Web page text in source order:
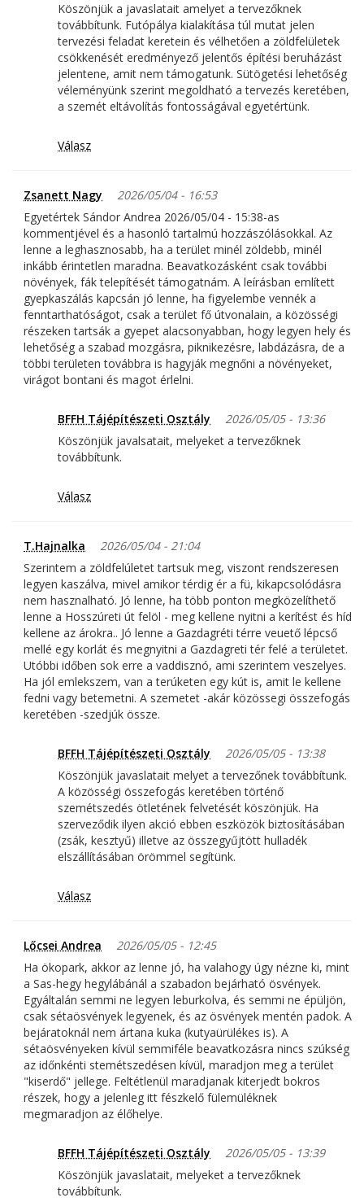
Köszönjük a javaslatait amelyet a tervezőknek
továbbítunk. Futópálya kialakítása túl mutat jelen
tervezési feladat keretein és vélhetően a zöldfelületek
csökkenését eredményező jelentős építési beruházást
jelentene, amit nem támogatunk. Sütögetési lehetőség
véleményünk szerint megoldható a tervezés keretében,
a szemét eltávolítás fontosságával egyetértünk.
Válasz
Zsanett Nagy
2026/05/04 - 16:53
Egyetértek Sándor Andrea 2026/05/04 - 15:38-as
kommentjével és a hasonló tartalmú hozzászólásokkal. Az
lenne a leghasznosabb, ha a terület minél zöldebb, minél
inkább érintetlen maradna. Beavatkozásként csak további
növények, fák telepítését támogatnám. A leírásban említett
gyepkaszálás kapcsán jó lenne, ha figyelembe vennék a
fenntarthatóságot, csak a terület fő útvonalain, a közösségi
részeken tartsák a gyepet alacsonyabban, hogy legyen hely és
lehetőség a szabad mozgásra, piknikezésre, labdázásra, de a
többi területen továbbra is hagyják megnőni a növényeket,
virágot bontani és magot érlelni.
BFFH Tájépítészeti Osztály
2026/05/05 - 13:36
Köszönjük javalsatait, melyeket a tervezőknek
továbbítunk.
Válasz
T.Hajnalka
2026/05/04 - 21:04
Szerintem a zöldfelúletet tartsuk meg, viszont rendszeresen
legyen kaszálva, mivel amikor térdig ér a fü, kikapcsolódásra
nem hasznalható. Jó lenne, ha több ponton megközelíthető
lenne a Hosszúreti út felöl - meg kellene nyitni a kerítést és híd
kellene az árokra.. Jó lenne a Gazdagréti térre veuető lépcső
mellé egy korlát és megnyitni a Gazdagreti tér felé a területet.
Utóbbi időben sok erre a vaddisznó, ami szerintem veszelyes.
Ha jól emlekszem, van a terúketen egy kút is, amit le kellene
fedni vagy betemetni. A szemetet -akár közössegi összefogás
keretében -szedjúk össze.
BFFH Tájépítészeti Osztály
2026/05/05 - 13:38
Köszönjük javaslatait melyet a tervezőnek továbbítunk.
A közösségi összefogás keretében történő
szemétszedés ötletének felvetését köszönjük. Ha
szerveződik ilyen akció ebben eszközök biztosításában
(zsák, kesztyű) illetve az összegyűjtött hulladék
elszállításában örömmel segítünk.
Válasz
Lőcsei Andrea
2026/05/05 - 12:45
Ha ökopark, akkor az lenne jó, ha valahogy úgy nézne ki, mint
a Sas-hegy hegylábánál a szabadon bejárható ösvények.
Egyáltalán semmi ne legyen leburkolva, és semmi ne épüljön,
csak sétaösvények legyenek, és az ösvények mentén padok. A
bejáratoknál nem ártana kuka (kutyaürülékes is). A
sétaösvényeken kívül semmiféle beavatkozásra nincs szúkség
az időnkénti stemétszedésen kívül, maradjon meg a terület
"kiserdő" jellege. Feltétlenül maradjanak kiterjedt bokros
részek, hogy a jelenleg itt fészkelő fülemüléknek
megmaradjon az élőhelye.
BFFH Tájépítészeti Osztály
2026/05/05 - 13:39
Köszönjük javaslatait, melyeket a tervezőknek
továbbítunk.